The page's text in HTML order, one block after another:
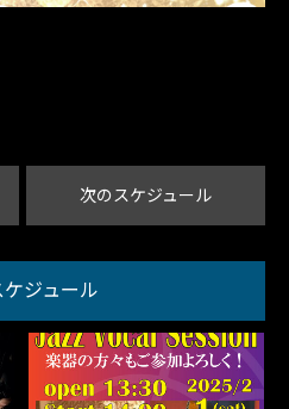
次のスケジュール
ジュール